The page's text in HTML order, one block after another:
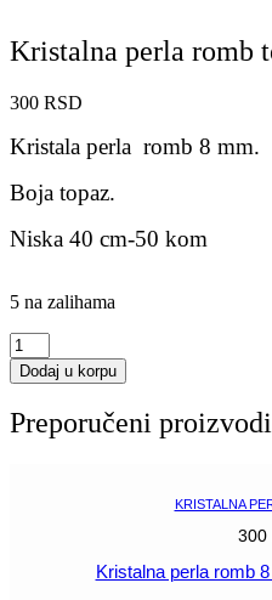
Kristalna perla romb
300 RSD
Kristala perla romb 8 mm.
Boja topaz.
Niska 40 cm-50 kom
5 na zalihama
Kristalna
perla
romb
8
Dodaj u korpu
Preporučeni proizvodi
KRISTALNA
300
Kristalna perla romb